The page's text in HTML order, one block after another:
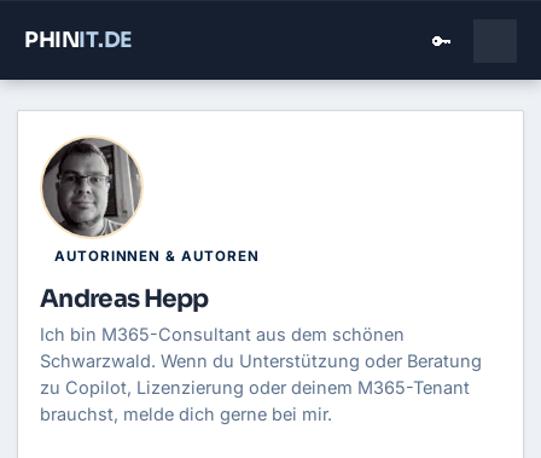
PHINIT.DE 🔑
AUTORINNEN & AUTOREN
Andreas Hepp
Ich bin M365-Consultant aus dem schönen
Schwarzwald. Wenn du Unterstützung oder Beratung
zu Copilot, Lizenzierung oder deinem M365-Tenant
brauchst, melde dich gerne bei mir.